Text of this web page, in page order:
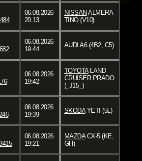
06.08.2026
20:13
NISSAN ALMERA
TINO (V10)
06.08.2026
19:44
AUDI A6 (4B2, C5)
06.08.2026
19:42
TOYOTALAND
CRUISER PRADO
(_J15_)
06.08.2026
19:39
SKODAYETI (5L)
06.08.2026
19:21
MAZDACX-5 (KE,
GH)